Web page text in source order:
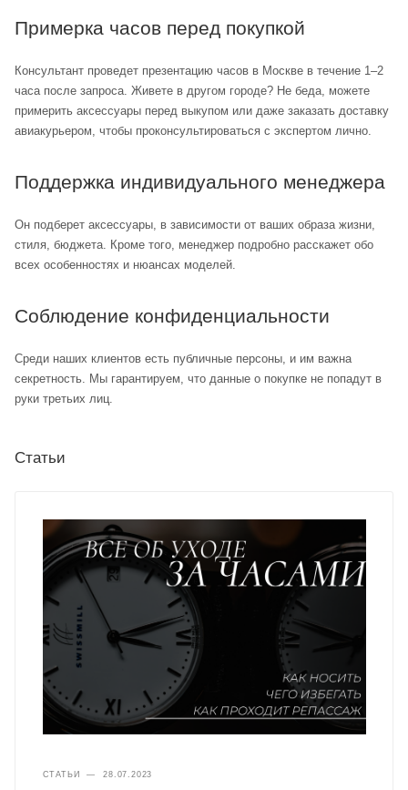
Примерка часов перед покупкой
Консультант проведет презентацию часов в Москве в течение 1–2
часа после запроса. Живете в другом городе? Не беда, можете
примерить аксессуары перед выкупом или даже заказать доставку
авиакурьером, чтобы проконсультироваться с экспертом лично.
Поддержка индивидуального менеджера
Он подберет аксессуары, в зависимости от ваших образа жизни,
стиля, бюджета. Кроме того, менеджер подробно расскажет обо
всех особенностях и нюансах моделей.
Соблюдение конфиденциальности
Среди наших клиентов есть публичные персоны, и им важна
секретность. Мы гарантируем, что данные о покупке не попадут в
руки третьих лиц.
Статьи
СТАТЬИ — 28.07.2023